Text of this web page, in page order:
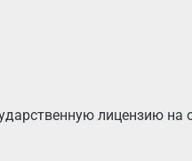
лицензию на